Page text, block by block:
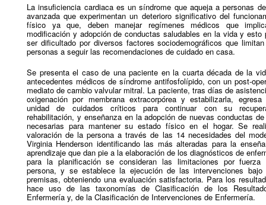
La insuficiencia cardiaca es un síndrome que aqueja a personas
avanzada que experimentan un deterioro significativo del
físico ya que, deben manejar regímenes médicos que
modificación y adopción de conductas saludables en la vida y esto
ser dificultado por diversos factores sociodemográficos que
personas a seguir las recomendaciones de cuidado en casa.
Se presenta el caso de una paciente en la cuarta década de la
antecedentes médicos de síndrome antifosfolípido, con un post-
mediato de cambio valvular mitral. La paciente, tras días de
oxigenación por membrana extracorpórea y estabilizarla,
unidad de cuidados críticos para continuar con su
rehabilitación, y enseñanza en la adopción de nuevas conductas
necesarias para mantener su estado físico en el hogar. Se
valoración de la persona a través de las 14 necesidades del
Virginia Henderson identificando las más alteradas para la
aprendizaje que dan pie a la elaboración de los diagnósticos de
para la planificación se consideran las limitaciones por
persona, y se establece la ejecución de las intervenciones bajo
premisas, obteniendo una evaluación satisfactoria. Para los
hace uso de las taxonomías de Clasificación de los
Enfermería y, de la Clasificación de Intervenciones de Enfermería.